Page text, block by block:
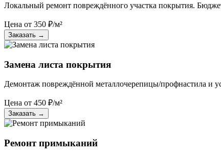
Локальный ремонт повреждённого участка покрытия.
Цена от 350 ₽/м²
Заказать →
Замена листа покрытия
Демонтаж повреждённой металлочерепицы/профнастила и
Цена от 450 ₽/м²
Заказать →
Ремонт примыканий